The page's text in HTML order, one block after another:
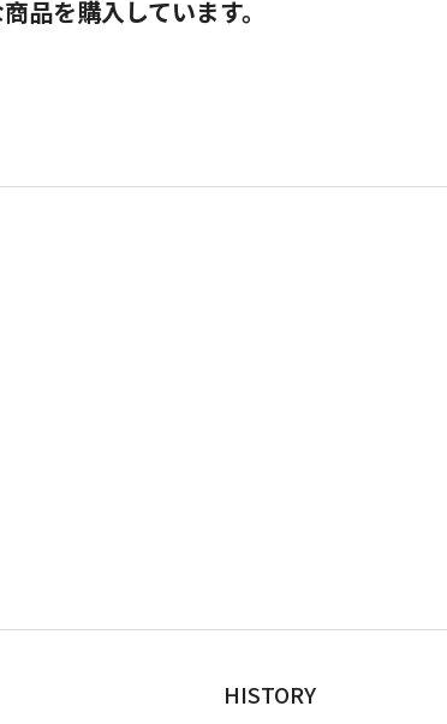
品を購入しています。
HISTORY